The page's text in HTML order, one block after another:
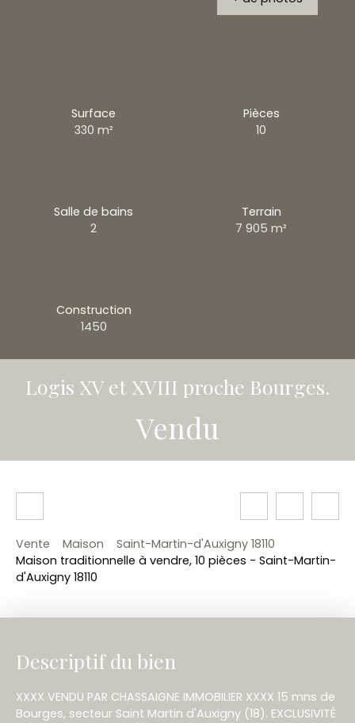
Surface
330 m²
Pièces
10
Salle de bains
2
Terrain
7 905m²
Construction
1450
Logis XV et XVIII proche Bourges.
Vendu
Vente Maison
Saint-Martin-d'Auxigny 18110
Maison traditionnelle à vendre, 10 pièces - Saint-Martin-
d'Auxigny 18110
Descriptif du bien
XXXX VENDU PAR CHASSAIGNE IMMOBILIER XXXX 15 mns de
Bourges, secteur Saint Martin d'Auxigny (18). EXCLUSIVITÉ